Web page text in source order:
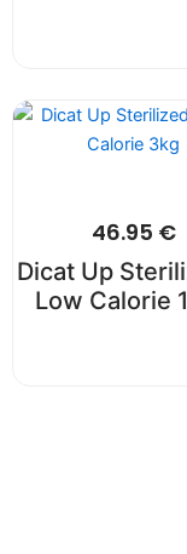
46.95 €
Dicat Up
Low Calorie